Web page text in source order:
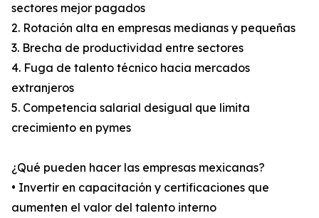
sectores mejor pagados
2. Rotación alta en empresas medianas y pequeñas
3. Brecha de productividad entre sectores
4. Fuga de talento técnico hacia mercados
extranjeros
5. Competencia salarial desigual que limita
crecimiento en pymes
¿Qué pueden hacer las empresas mexicanas?
• Invertir en capacitación y certificaciones que
aumenten el valor del talento interno